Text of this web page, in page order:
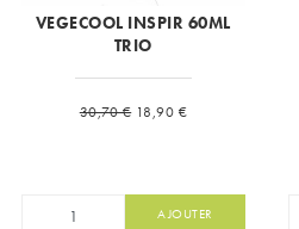
VEGECOOL INSPIR 60ML
TRIO
Prix de base
30,70 € Prix
18,90 €
AJOUTER